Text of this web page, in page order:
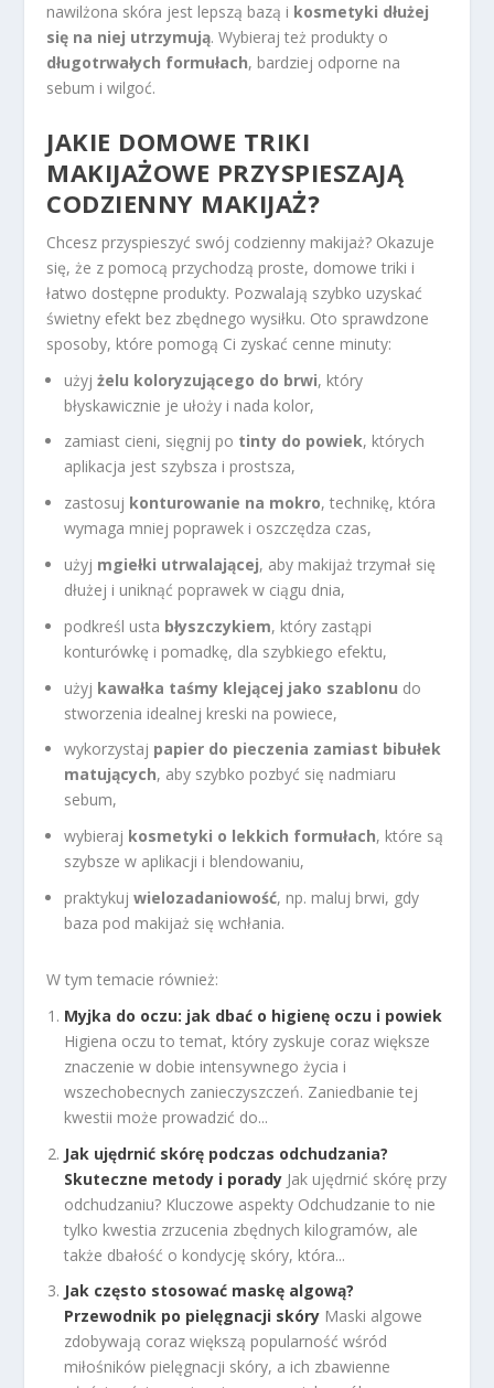
nawilżona skóra jest lepszą bazą i kosmetyki dłużej
się na niej utrzymują. Wybieraj też produkty o
długotrwałych formułach, bardziej odporne na
sebum i wilgoć.
JAKIE DOMOWE TRIKI
MAKIJAŻOWE PRZYSPIESZAJĄ
CODZIENNY MAKIJAŻ?
Chcesz przyspieszyć swój codzienny makijaż? Okazuje
się, że z pomocą przychodzą proste, domowe triki i
łatwo dostępne produkty. Pozwalają szybko uzyskać
świetny efekt bez zbędnego wysiłku. Oto sprawdzone
sposoby, które pomogą Ci zyskać cenne minuty:
użyjżelu koloryzującego do brwi, który
błyskawicznie je ułoży i nada kolor,
zamiast cieni, sięgnij po tinty do powiek, których
aplikacja jest szybsza i prostsza,
zastosuj konturowanie na mokro, technikę, która
wymaga mniej poprawek i oszczędza czas,
użyj mgiełki utrwalającej, aby makijaż trzymał się
dłużej i uniknąć poprawek w ciągu dnia,
podkreśl usta błyszczykiem, który zastąpi
konturówkę i pomadkę, dla szybkiego efektu,
użyj kawałka taśmy klejącej jako szablonu do
stworzenia idealnej kreski na powiece,
wykorzystaj papier do pieczenia zamiast bibułek
matujących, aby szybko pozbyć się nadmiaru
sebum,
wybieraj kosmetyki o lekkich formułach, które są
szybsze w aplikacji i blendowaniu,
praktykujwielozadaniowość, np. maluj brwi, gdy
baza pod makijaż się wchłania.
W tym temacie również:
Myjka do oczu: jak dbać o higienę oczu i powiek
Higiena oczu to temat, który zyskuje coraz większe
znaczenie w dobie intensywnego życia i
wszechobecnych zanieczyszczeń. Zaniedbanie tej
kwestii może prowadzić do...
Jak ujędrnić skórę podczas odchudzania?
Skuteczne metody i porady Jak ujędrnić skórę przy
odchudzaniu? Kluczowe aspekty Odchudzanie to nie
tylko kwestia zrzucenia zbędnych kilogramów, ale
także dbałość o kondycję skóry, która...
Jak często stosować maskę algową?
Przewodnik po pielęgnacji skóry Maski algowe
zdobywają coraz większą popularność wśród
miłośników pielęgnacji skóry, a ich zbawienne